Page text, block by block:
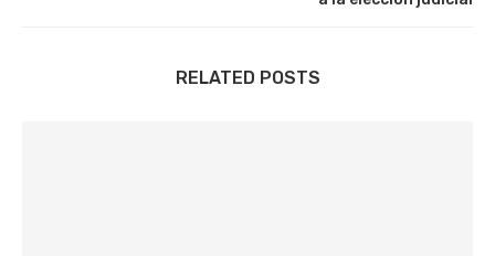
RELATED POSTS